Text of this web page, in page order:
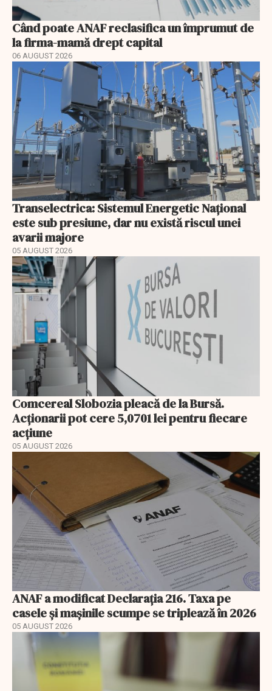
Când poate ANAF reclasifica un împrumut de
la firma-mamă drept capital
06 AUGUST 2026
Transelectrica: Sistemul Energetic Național
este sub presiune, dar nu există riscul unei
avarii majore
05 AUGUST 2026
Comcereal Slobozia pleacă de la Bursă.
Acționarii pot cere 5,0701 lei pentru fiecare
acțiune
05 AUGUST 2026
ANAF a modificat Declarația 216. Taxa pe
casele și mașinile scumpe se triplează în 2026
05 AUGUST 2026